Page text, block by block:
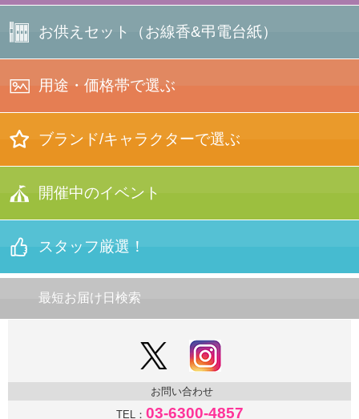
刺繍電報
押し花電報
キャンディーブーケ ＋台紙
YUMI KATSURA
（◆蕾などにお菓子付き）
（◆蕾などにお菓子付き）
お供えセット （お線香&弔電台紙）
用途・価格帯で選ぶ
お悔やみ・法事
ブランド/キャラクターで選ぶ
開催中のイベント
お悔やみ特集
スタッフ厳選！
祝電おすすめ
文例集トップ
最短お届け日検索
お問い合わせ
TEL： 03-6300-4857